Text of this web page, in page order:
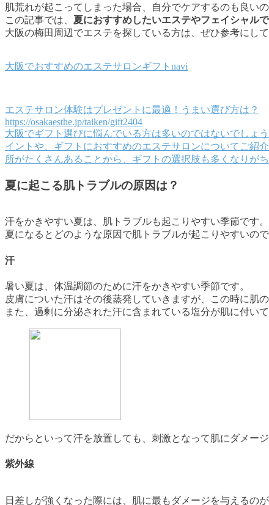
肌荒れが起こってしまった場合、自分でケアするのも良い
この記事では、 夏におすすめしたいエステやフェイシャル
大阪の梅田周辺でエステを探している方は、ぜひ参考にして
大阪でおすすめのエステサロンギフトnavi
エステサロン体験はプレゼントに最適！うまい選び方は？
https://osakaesthe.jp/taiken/gift2404
大阪でギフト選びに悩んでいる方は多いのではないでしょ
イントや、ギフトにおすすめのエステサロンについてご紹
所がたくさんあることから、ギフトの選択肢も多くなりが
夏に起こる肌トラブルの原因は？
汗をかきやすい夏は、肌トラブルも起こりやすい季節です。
夏になるとどのような原因で肌トラブルが起こりやすいの
汗
暑い夏は、体温調節のために汗をかきやすい季節です。
皮膚についた汗はその後蒸発していきますが、この時に肌
また、過剰に分泌された汗に含まれている塩分が肌に付い
だからといって汗を放置しても、刺激となって肌にダメー
紫外線
日差しが強くなった際には、肌に最もダメージを与えるのが